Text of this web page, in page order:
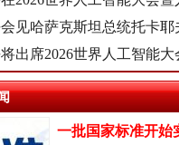
见哈萨克斯坦总统托卡耶
出席2026世界人工智能
一批国家标准开始
全民健身五年计划来了！等